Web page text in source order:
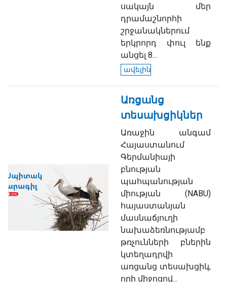
սակայն մեր
դրամաշնորհի
շրջանակներում
երկրորդ փուլ ենք
անցել 8...
ավելին
Առցանց
տեսախցիկներ
Առաջին անգամ
Հայաստանում
Գերմանիայի
բնության
պահպանության
միության (NABU)
հայաստանյան
մասնաճյուղի
նախաձեռնությամբ
թռչունների բներին
կտեղադրվի
առցանց տեսախցիկ,
որի միջոցով...